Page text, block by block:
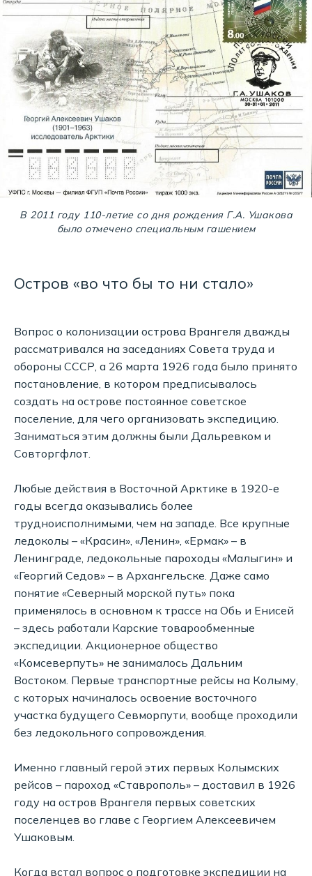
В 2011 году 110-летие со дня рождения Г.А. Ушакова
было отмечено специальным гашением
Остров «во что бы то ни стало»
Вопрос о колонизации острова Врангеля дважды
рассматривался на заседаниях Совета труда и
обороны СССР, а 26 марта 1926 года было принято
постановление, в котором предписывалось
создать на острове постоянное советское
поселение, для чего организовать экспедицию.
Заниматься этим должны были Дальревком и
Совторгфлот.
Любые действия в Восточной Арктике в 1920-е
годы всегда оказывались более
трудноисполнимыми, чем на западе. Все крупные
ледоколы – «Красин», «Ленин», «Ермак» – в
Ленинграде, ледокольные пароходы «Малыгин» и
«Георгий Седов» – в Архангельске. Даже само
понятие «Северный морской путь» пока
применялось в основном к трассе на Обь и Енисей
– здесь работали Карские товарообменные
экспедиции. Акционерное общество
«Комсеверпуть» не занималось Дальним
Востоком. Первые транспортные рейсы на Колыму,
с которых начиналось освоение восточного
участка будущего Севморпути, вообще проходили
без ледокольного сопровождения.
Именно главный герой этих первых Колымских
рейсов – пароход «Ставрополь» – доставил в 1926
году на остров Врангеля первых советских
поселенцев во главе с Георгием Алексеевичем
Ушаковым.
Когда встал вопрос о подготовке экспедиции на